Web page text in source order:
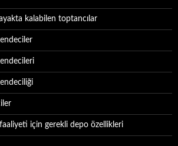
kalabilen toptancılar
faaliyeti için gerekli depo özellikleri